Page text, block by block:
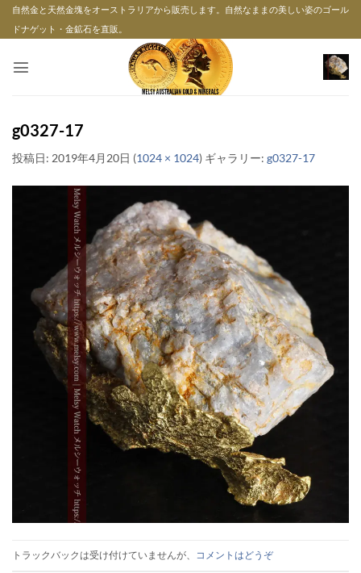
Skip自然金と天然金塊をオーストラリアから販売します。自然なままの美しい姿のゴール
ドナゲット・金鉱石を直販。
g0327-17
投稿日: 2019年4月20日 (1024 × 1024) ギャラリー: g0327-17
トラックバックは受け付けていませんが、 コメントはどうぞ